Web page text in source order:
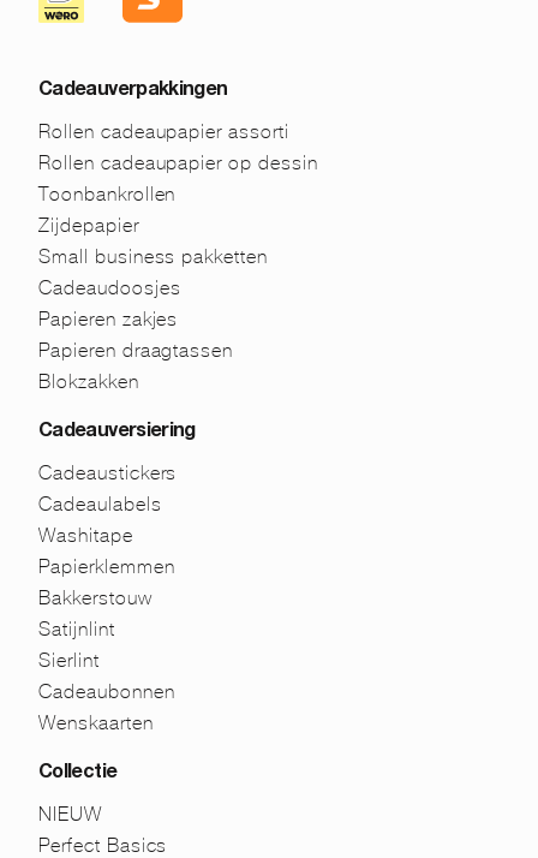
Cadeauverpakkingen
Rollen cadeaupapier assorti
Rollen cadeaupapier op dessin
Toonbankrollen
Zijdepapier
Small business pakketten
Cadeaudoosjes
Papieren zakjes
Papieren draagtassen
Blokzakken
Cadeauversiering
Cadeaustickers
Cadeaulabels
Washitape
Papierklemmen
Bakkerstouw
Satijnlint
Sierlint
Cadeaubonnen
Wenskaarten
Collectie
NIEUW
Perfect Basics